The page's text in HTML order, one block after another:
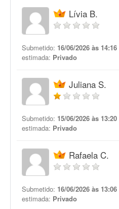
Lívia B.
Submetido: 16/06/2026 às 14:16
estimada: Privado
Juliana S.
Submetido: 15/06/2026 às 13:20
estimada: Privado
Rafaela C.
Submetido: 16/06/2026 às 13:06
estimada: Privado